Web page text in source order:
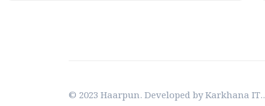
© 2023 Haarpun. Developed by Karkhana IT..